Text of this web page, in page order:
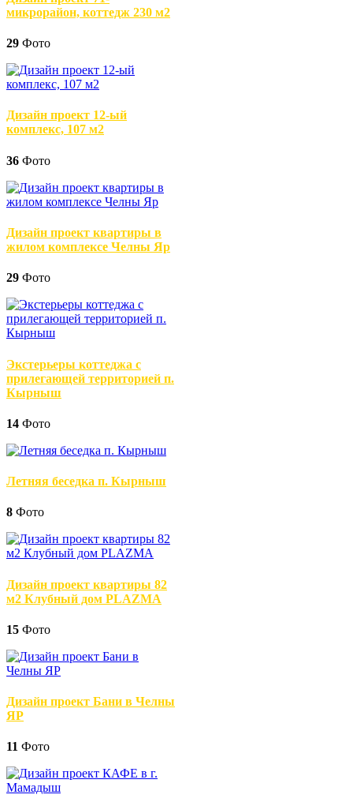
микрорайон, коттедж 230 м2
29 Фото
Дизайн проект 12-ый
комплекс, 107 м2
36 Фото
Дизайн проект квартиры в
жилом комплексе Челны Яр
29 Фото
Экстерьеры коттеджа с
прилегающей территорией п.
Кырныш
14 Фото
Летняя беседка п. Кырныш
8 Фото
Дизайн проект квартиры 82
м2 Клубный дом PLAZMA
15 Фото
Дизайн проект Бани в Челны
ЯР
11 Фото